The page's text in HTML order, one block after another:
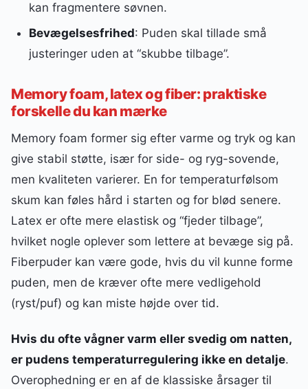
kan fragmentere søvnen.
Bevægelsesfrihed: Puden skal tillade små
justeringer uden at “skubbe tilbage”.
Memory foam, latex og fiber: praktiske
forskelle du kan mærke
Memory foam former sig efter varme og tryk og kan
give stabil støtte, især for side- og ryg-sovende,
men kvaliteten varierer. En for temperaturfølsom
skum kan føles hård i starten og for blød senere.
Latex er ofte mere elastisk og “fjeder tilbage”,
hvilket nogle oplever som lettere at bevæge sig på.
Fiberpuder kan være gode, hvis du vil kunne forme
puden, men de kræver ofte mere vedligehold
(ryst/puf) og kan miste højde over tid.
Hvis du ofte vågner varm eller svedig om natten,
er pudens temperaturregulering ikke en detalje.
Overophedning er en af de klassiske årsager til